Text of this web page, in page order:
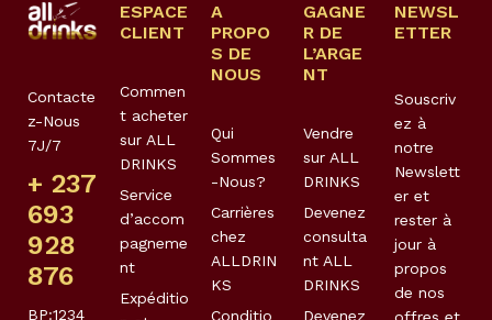
Contacte
z-Nous
7J/7
+ 237
693
928
876
BP:1234
ESPACE
CLIENT
Commen
t acheter
sur ALL
DRINKS
Service
d’accom
pagneme
nt
Expéditio
A
PROPO
S DE
NOUS
Qui
Sommes
-Nous?
Carrières
chez
ALLDRIN
KS
Conditio
GAGNE
R DE
L’ARGE
NT
Vendre
sur ALL
DRINKS
Devenez
consulta
nt ALL
DRINKS
Devenez
NEWSL
ETTER
Souscriv
ez à
notre
Newslett
er et
rester à
jour à
propos
de nos